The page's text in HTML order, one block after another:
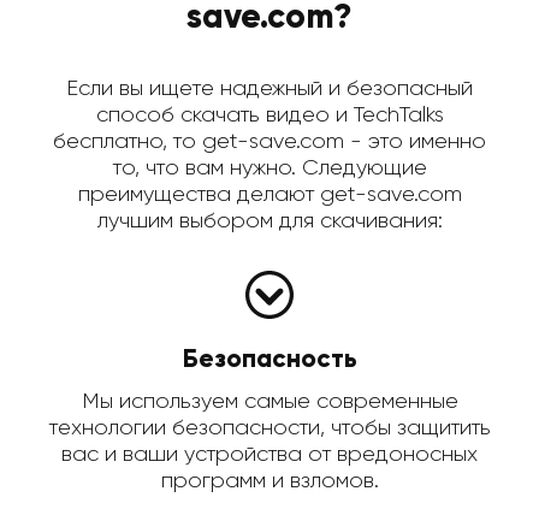
save.com?
Если вы ищете надежный и безопасный
способ скачать видео и TechTalks
бесплатно, то get-save.com - это именно
то, что вам нужно. Следующие
преимущества делают get-save.com
лучшим выбором для скачивания:
Безопасность
Мы используем самые современные
технологии безопасности, чтобы защитить
вас и ваши устройства от вредоносных
программ и взломов.